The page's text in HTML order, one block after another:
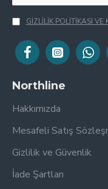
GİZLİLİK POLİTİKASI VE
Northline
Hakkımızda
Mesafeli Satış
Gizlilik ve Güvenlik
İade Şartları